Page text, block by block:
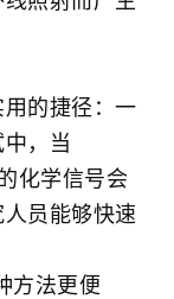
的捷径：一
，当
化学信号会
员能够快速
方法更便